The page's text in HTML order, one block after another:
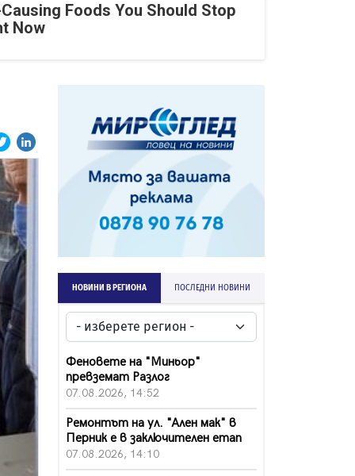
Foods You Should Stop
Now
НОВИНИ В РЕГИОНА ПОСЛЕДНИ НОВИНИ
Феновете на "Миньор"
превземат Разлог
07.08.2026, 14:52
Ремонтът на ул. "Ален мак" в
Перник е в заключителен етап
07.08.2026, 14:10